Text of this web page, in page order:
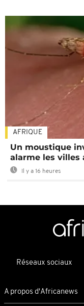
AFRIQUE
Un moustique
alarme les villes
Il y a 16 heures
Réseaux sociaux
A propos d'Africanews